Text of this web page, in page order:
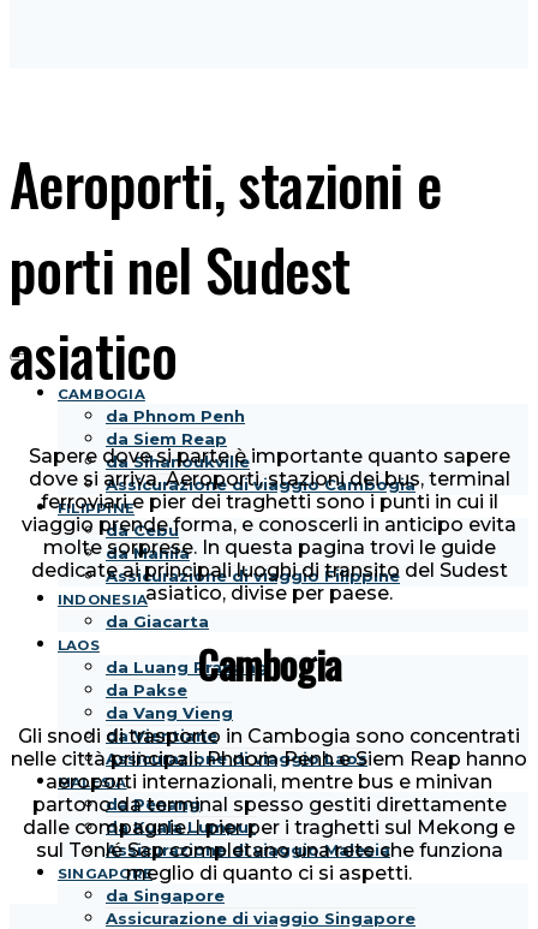
CAMBOGIA
da Phnom Penh
da Siem Reap
da Sihanoukville
Assicurazione di viaggio Cambogia
FILIPPINE
da Cebu
da Manila
Assicurazione di viaggio Filippine
INDONESIA
da Giacarta
LAOS
da Luang Prabang
da Pakse
da Vang Vieng
da Vientiane
Assicurazione di viaggio Laos
MALESIA
da Penang
da Kuala Lumpur
Assicurazione di viaggio Malesia
SINGAPORE
da Singapore
Assicurazione di viaggio Singapore
Aeroporti, stazioni e
porti nel Sudest
asiatico
Sapere dove si parte è importante quanto sapere
dove si arriva. Aeroporti, stazioni dei bus, terminal
ferroviari e pier dei traghetti sono i punti in cui il
viaggio prende forma, e conoscerli in anticipo evita
molte sorprese. In questa pagina trovi le guide
dedicate ai principali luoghi di transito del Sudest
asiatico, divise per paese.
Cambogia
Gli snodi di trasporto in Cambogia sono concentrati
nelle città principali. Phnom Penh e Siem Reap hanno
aeroporti internazionali, mentre bus e minivan
partono da terminal spesso gestiti direttamente
dalle compagnie. I pier per i traghetti sul Mekong e
sul Tonlé Sap completano una rete che funziona
meglio di quanto ci si aspetti.